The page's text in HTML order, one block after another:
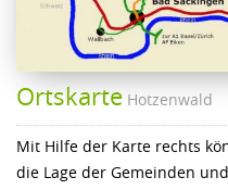
Ortskarte Hotzenwald
Mit Hilfe der Karte rechts
die Lage der Gemeinden